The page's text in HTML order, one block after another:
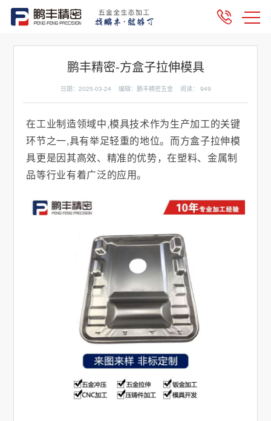
鹏丰精密-方盒子拉伸模具
日期：2025-03-24 编辑：鹏丰精密五金 阅读： 949
在工业制造领域中,模具技术作为生产加工的关键
环节之一,具有举足轻重的地位。而方盒子拉伸模
具更是因其高效、精准的优势，在塑料、金属制
品等行业有着广泛的应用。